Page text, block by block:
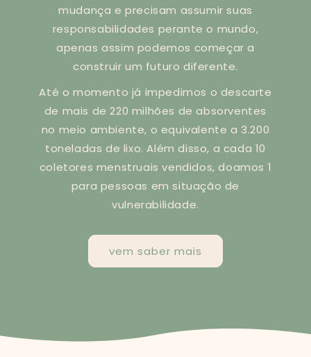
mudança e precisam assumir suas
responsabilidades perante o mundo,
apenas assim podemos começar a
construir um futuro diferente.
Até o momento já impedimos o descarte
de mais de 220 milhões de absorventes
no meio ambiente, o equivalente a 3.200
toneladas de lixo. Além disso, a cada 10
coletores menstruais vendidos, doamos 1
para pessoas em situação de
vulnerabilidade.
vem saber mais